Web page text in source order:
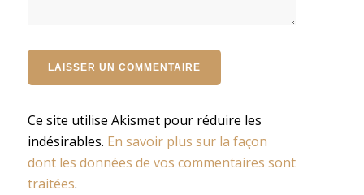
Ce site utilise Akismet pour réduire les
indésirables. En savoir plus sur la façon
dont les données de vos commentaires sont
traitées.